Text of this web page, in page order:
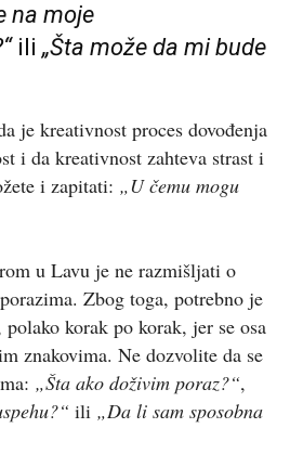
na moje
ili „Šta može da mi bude
je kreativnost proces dovođenja
i da kreativnost zahteva strast i
i zapitati: „U čemu mogu
u Lavu je ne razmišljati o
Zbog toga, potrebno je
korak po korak, jer se osa
znakovima. Ne dozvolite da se
„Šta ako doživim poraz?“,
ili „Da li sam sposobna